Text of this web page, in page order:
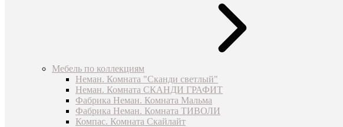
Мебель по коллекциям
Неман. Комната "Сканди светлый"
Неман. Комната СКАНДИ ГРАФИТ
Фабрика Неман. Комната Мальма
Фабрика Неман. Комната ТИВОЛИ
Компас. Комната Скайлайт